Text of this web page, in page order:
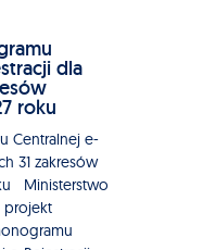
dla
roku
Centralnej e-
31 zakresów
Ministerstwo
projekt